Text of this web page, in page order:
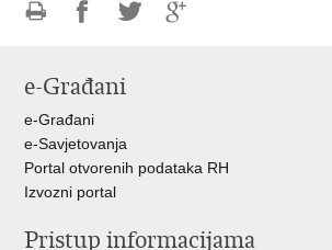
FacebookuTwitteru
e-Građani
e-Građani
e-Savjetovanja
Portal otvorenih podataka RH
Izvozni portal
Pristup informacijama